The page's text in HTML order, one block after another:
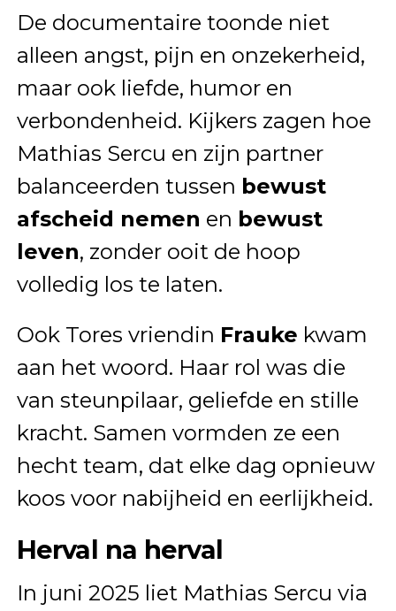
De documentaire toonde niet
alleen angst, pijn en onzekerheid,
maar ook liefde, humor en
verbondenheid. Kijkers zagen hoe
Mathias Sercu en zijn partner
balanceerden tussen bewust
afscheid nemen en bewust
leven, zonder ooit de hoop
volledig los te laten.
Ook Tores vriendin Frauke kwam
aan het woord. Haar rol was die
van steunpilaar, geliefde en stille
kracht. Samen vormden ze een
hecht team, dat elke dag opnieuw
koos voor nabijheid en eerlijkheid.
Herval na herval
In juni 2025 liet Mathias Sercu via